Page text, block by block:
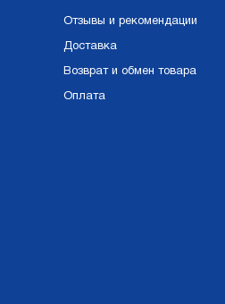
Отзывы и рекомендации
Доставка
Возврат и обмен товара
Оплата